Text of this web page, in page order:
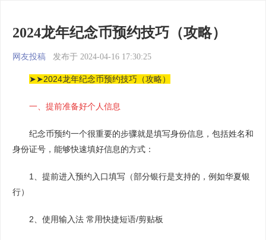
2024龙年纪念币预约技巧（攻略）
网友投稿 发布于 2024-04-16 17:30:25
➤➤2024龙年纪念币预约技巧（攻略）
一、提前准备好个人信息
纪念币预约一个很重要的步骤就是填写身份信息，包括姓名和
身份证号，能够快速填好信息的方式：
1、提前进入预约入口填写（部分银行是支持的，例如华夏银
行）
2、使用输入法 常用快捷短语/剪贴板